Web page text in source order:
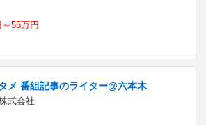
～55万円
メ 番組記事のライター@六本木
式会社